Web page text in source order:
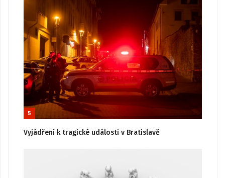
5
Vyjádření k tragické události v Bratislavě